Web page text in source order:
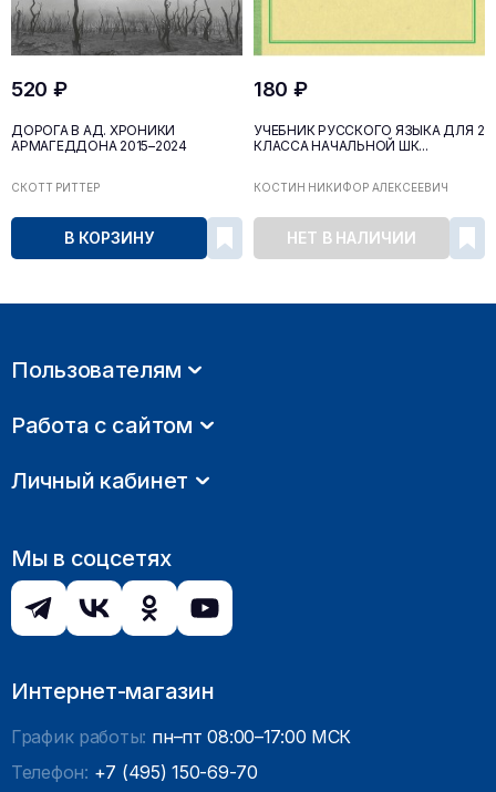
520 ₽
ДОРОГА В АД. ХРОНИКИ
АРМАГЕДДОНА 2015–2024
СКОТТ РИТТЕР
В КОРЗИНУ
180 ₽
УЧЕБНИК РУССКОГО ЯЗЫКА ДЛЯ 2
КЛАССА НАЧАЛЬНОЙ ШК...
КОСТИН НИКИФОР АЛЕКСЕЕВИЧ
НЕТ В НАЛИЧИИ
Пользователям
Работа с сайтом
Личный кабинет
Мы в соцсетях
Интернет-магазин
График работы: пн–пт 08:00–17:00 МСК
Телефон: +7 (495) 150-69-70